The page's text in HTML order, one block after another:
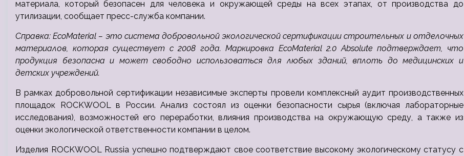
материала, который безопасен для человека и окружающей среды на всех этапах, от производства до
утилизации, сообщает пресс-служба компании.
Справка: EcoMaterial – это система добровольной экологической сертификации строительных и отделочных
материалов, которая существует с 2008 года. Маркировка EcoMaterial 2.0 Absolute подтверждает, что
продукция безопасна и может свободно использоваться для любых зданий, вплоть до медицинских и
детских учреждений.
В рамках добровольной сертификации независимые эксперты провели комплексный аудит производственных
площадок ROCKWOOL в России. Анализ состоял из оценки безопасности сырья (включая лабораторные
исследования), возможностей его переработки, влияния производства на окружающую среду, а также из
оценки экологической ответственности компании в целом.
Изделия ROCKWOOL Russia успешно подтверждают свое соответствие высокому экологическому статусу с